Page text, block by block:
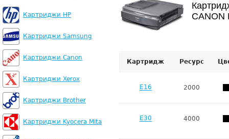
Картриджи HP
Картриджи Samsung
Картриджи Canon
Картриджи Xerox
Картриджи Brother
Картриджи Kyocera Mita
CANON
Картридж Ресурс
E16 2000
E30 4000